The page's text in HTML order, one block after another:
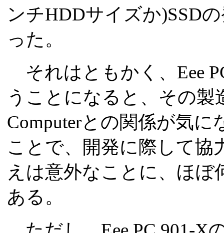
ンチHDDサイズか)SSD
った。
それはともかく、Eee
うことになると、その製
Computerとの関係が気
ことで、開発に際して協
えは意外なことに、ほ
ある。